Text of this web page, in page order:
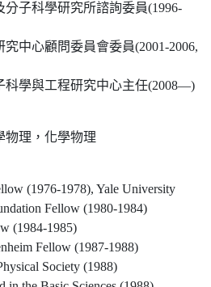
分子科學研究所諮詢委員(1996-
究中心顧問委員會委員(2001-2006,
科學與工程研究中心主任(2008—)
物理，化學物理
(1976-1978), Yale University
Fellow (1980-1984)
(1984-1985)
Fellow (1987-1988)
Society (1988)